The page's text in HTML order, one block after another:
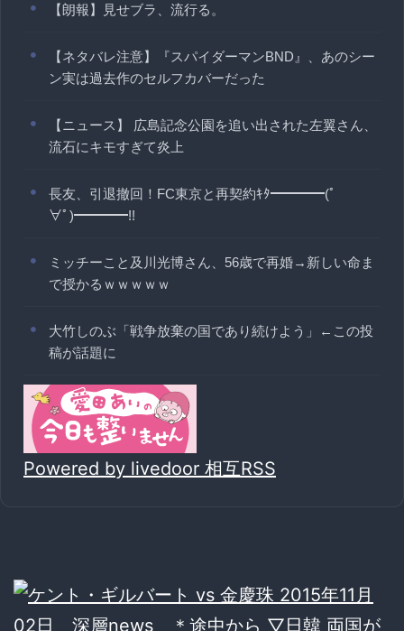
【朗報】見せブラ、流行る。
【ネタバレ注意】『スパイダーマンBND』、あのシー
ン実は過去作のセルフカバーだった
【ニュース】 広島記念公園を追い出された左翼さん、
流石にキモすぎて炎上
長友、引退撤回！FC東京と再契約ｷﾀ━━━━(ﾟ
∀ﾟ)━━━━!!
ミッチーこと及川光博さん、56歳で再婚→新しい命ま
で授かるｗｗｗｗｗ
大竹しのぶ「戦争放棄の国であり続けよう」←この投
稿が話題に
Powered by livedoor 相互RSS